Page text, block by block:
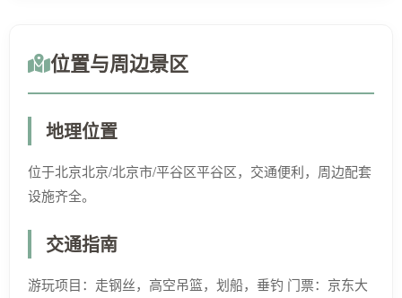
位置与周边景区
地理位置
位于北京北京/北京市/平谷区平谷区，交通便利，周边配套
设施齐全。
交通指南
游玩项目：走钢丝，高空吊篮，划船，垂钓 门票：京东大